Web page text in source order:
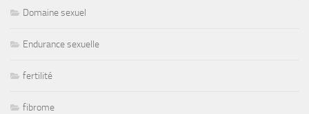
Domaine sexuel
Endurance sexuelle
fertilité
fibrome